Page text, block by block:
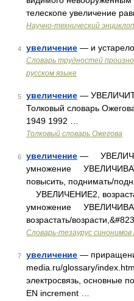
телескопе увеличение
Научно-технический
4 увеличение — и
Словарь трудностей
русском языке
5 увеличение —
Толковый словарь
1949 1992 …
Толковый словарь Ожегова
6 увеличение —
умножение
повысить, поднимать/
УВЕЛИЧЕНИЕ2,
умножение
возрастать/
Словарь-тезаурус синонимов
7 увеличение —
media.ru/glossary/
электросвязь, основные
EN increment …